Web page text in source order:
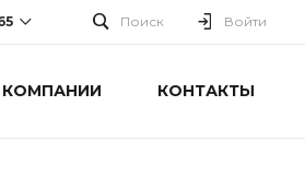
Поиск Войти
КОНТАКТЫ